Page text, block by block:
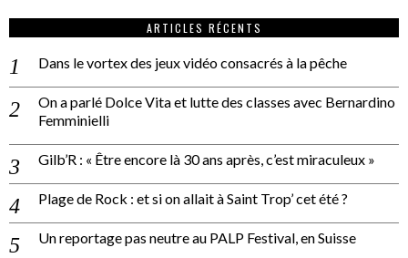
ARTICLES RÉCENTS
Dans le vortex des jeux vidéo consacrés à la pêche
On a parlé Dolce Vita et lutte des classes avec Bernardino
Femminielli
Gilb’R : « Être encore là 30 ans après, c’est miraculeux »
Plage de Rock : et si on allait à Saint Trop’ cet été ?
Un reportage pas neutre au PALP Festival, en Suisse